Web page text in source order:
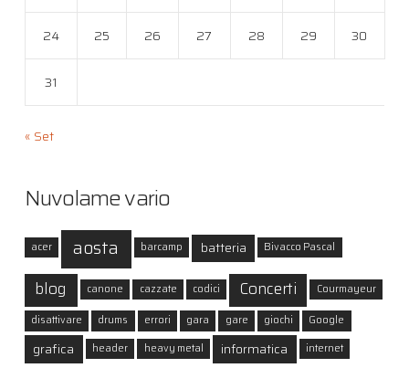
24 25 26 27 28 29 30
31
« Set
Nuvolame vario
acer aosta barcamp batteria Bivacco Pascal
blog canone cazzate codici Concerti Courmayeur
disattivare drums errori gara gare giochi Google
grafica header heavy metal informatica internet